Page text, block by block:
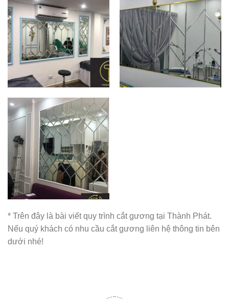
* Trên đây là bài viết quy trình cắt gương tại Thành Phát.
Nếu quý khách có nhu cầu cắt gương liên hệ thông tin bên
dưới nhé!